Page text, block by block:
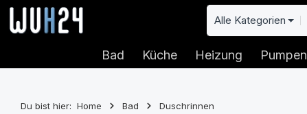
Hauptinhalt springen
Zur Suche springen
Zur Hauptnavigation springen Alle Kategorien
Bad Küche Heizung Pumpen
Du bist hier: Home Bad Duschrinnen